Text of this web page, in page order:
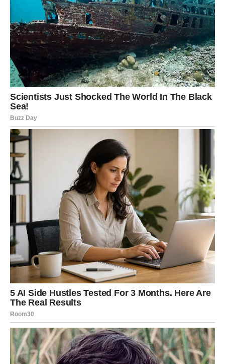
Kratki Pregled Uticaja Krtica na Baštu
Uticaj krtica na baštu može se manifestirati na razne načine.
Prvo, njihova aktivnost može stvoriti ruševine u travnjaku, što
može ometati igre djece ili opuštanje vlasnika. Na primjer,
kada krtice kopaju tunele, mogu oštetiti korijenje biljaka, što
može rezultirati lošim rastom ili čak umiranjem biljaka. Osim
toga, krtice mogu izazvati eroziju tla, a njihovi brežuljci mogu
predstavljati opasnost za prolaznike.
njihova aktivnost može posredno pomoći u kontroli populacije
insekata. Također, njihovo kretanje kroz tlo omogućava bolju
cirkulaciju vazduha i vode, što može pozitivno uticati na